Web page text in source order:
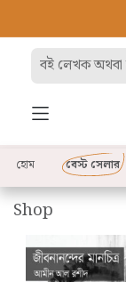
হোম বেস্ট সেলার
Shop